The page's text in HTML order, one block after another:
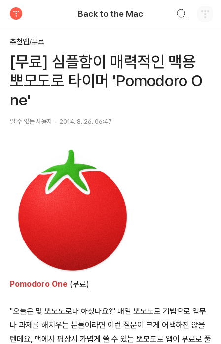
Back to the Mac
추천앱/무료
[무료] 심플함이 매력적인 맥용
뽀모도로 타이머 'Pomodoro O
ne'
알 수 없는 사용자 2014. 8. 26. 06:47
Pomodoro One (무료)
"오늘은 몇 뽀모도로나 하셨나요?" 매일 뽀모도로 기법으로 업무
나 과제를 해치우는 분들이라면 이런 질문이 크게 어색하진 않을
텐데요, 맥에서 평상시 가볍게 쓸 수 있는 뽀모도로 앱이 무료로 풀